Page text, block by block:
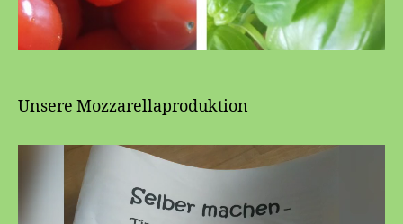
Unsere Mozzarellaproduktion